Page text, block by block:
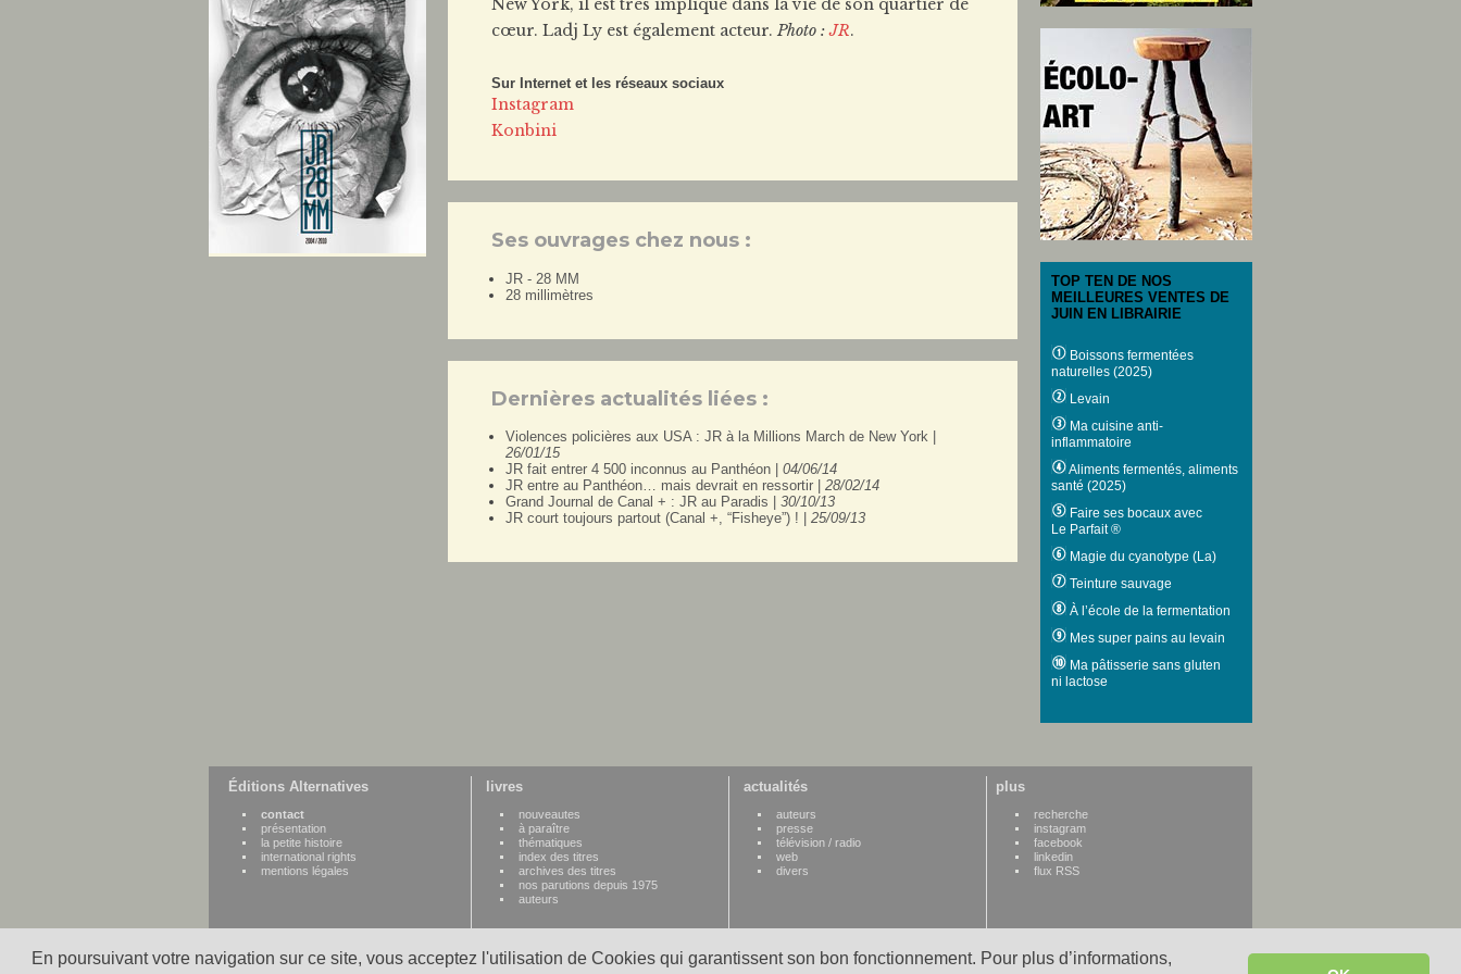
En poursuivant votre navigation sur ce site, vous acceptez l'utilisation de Cookies qui garantissent son bon fonctionnement. Pour plus d’informations,
New York, il est très impliqué dans la vie de son quartier de
cœur. Ladj Ly est également acteur. Photo :JR.
Sur Internet et les réseaux sociaux
Instagram
Konbini
Ses ouvrages chez nous :
JR - 28 MM
28 millimètres
Dernières actualités liées :
Violences policières aux USA : JR à la Millions March de New York |
26/01/15
JR fait entrer 4 500 inconnus au Panthéon | 04/06/14
JR entre au Panthéon… mais devrait en ressortir | 28/02/14
Grand Journal de Canal + : JR au Paradis | 30/10/13
JR court toujours partout (Canal +, “Fisheye”) ! | 25/09/13
TOP TEN DE NOS
MEILLEURES VENTES DE
JUIN EN LIBRAIRIE
Boissons fermentées
naturelles (2025)
Levain
Ma cuisine anti-
inflammatoire
Aliments fermentés, aliments
santé (2025)
Faire ses bocaux avec
Le Parfait ®
Magie du cyanotype (La)
Teinture sauvage
À l’école de la fermentation
Mes super pains au levain
Ma pâtisserie sans gluten
ni lactose
Éditions Alternatives
contact
présentation
la petite histoire
international rights
mentions légales
livres
nouveautes
à paraître
thématiques
index des titres
archives des titres
nos parutions depuis 1975
auteurs
actualités
auteurs
presse
télévision / radio
web
divers
plus
recherche
instagram
facebook
linkedin
flux RSS
WWW credits